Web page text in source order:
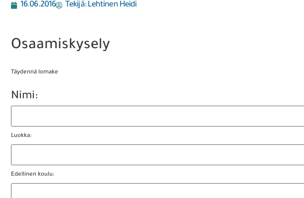
16.06.2016 Tekijä:Lehtinen Heidi
Osaamiskysely
Täydennä lomake
Nimi:
Luokka:
Edellinen koulu: